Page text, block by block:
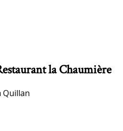
la Chaumière